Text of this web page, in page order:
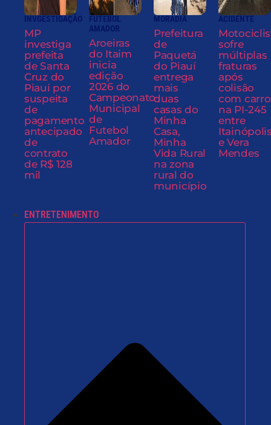
INVGESTIGAÇÃO
MP
investiga
prefeita
de Santa
Cruz do
Piauí por
suspeita
de
pagamento
antecipado
de
contrato
de R$ 128
mil
FUTEBOL
AMADOR
Aroeiras
do Itaim
inicia
edição
2026 do
Campeonato
Municipal
de
Futebol
Amador
MORADIA
Prefeitura
de
Paquetá
do Piauí
entrega
mais
duas
casas do
Minha
Casa,
Minha
Vida Rural
na zona
rural do
município
ACIDENTE
sofre
múltiplas
fraturas
após
colisão
com carro
na PI-245
entre
e Vera
Mendes
ENTRETENIMENTO